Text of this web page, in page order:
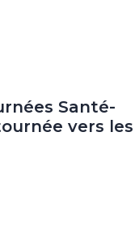
Santé-
vers les